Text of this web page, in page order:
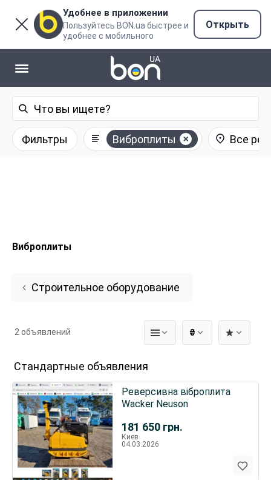
Удобнее в приложении
Пользуйтесь BON.ua быстрее и
удобнее с мобильного
Открыть
Фильтры Виброплиты Все
Виброплиты
Строительное оборудование
₴
2 объявлений
Стандартные объявления
181 650 грн.
Реверсивна віброплита
Wacker Neuson
Киев
04.03.2026